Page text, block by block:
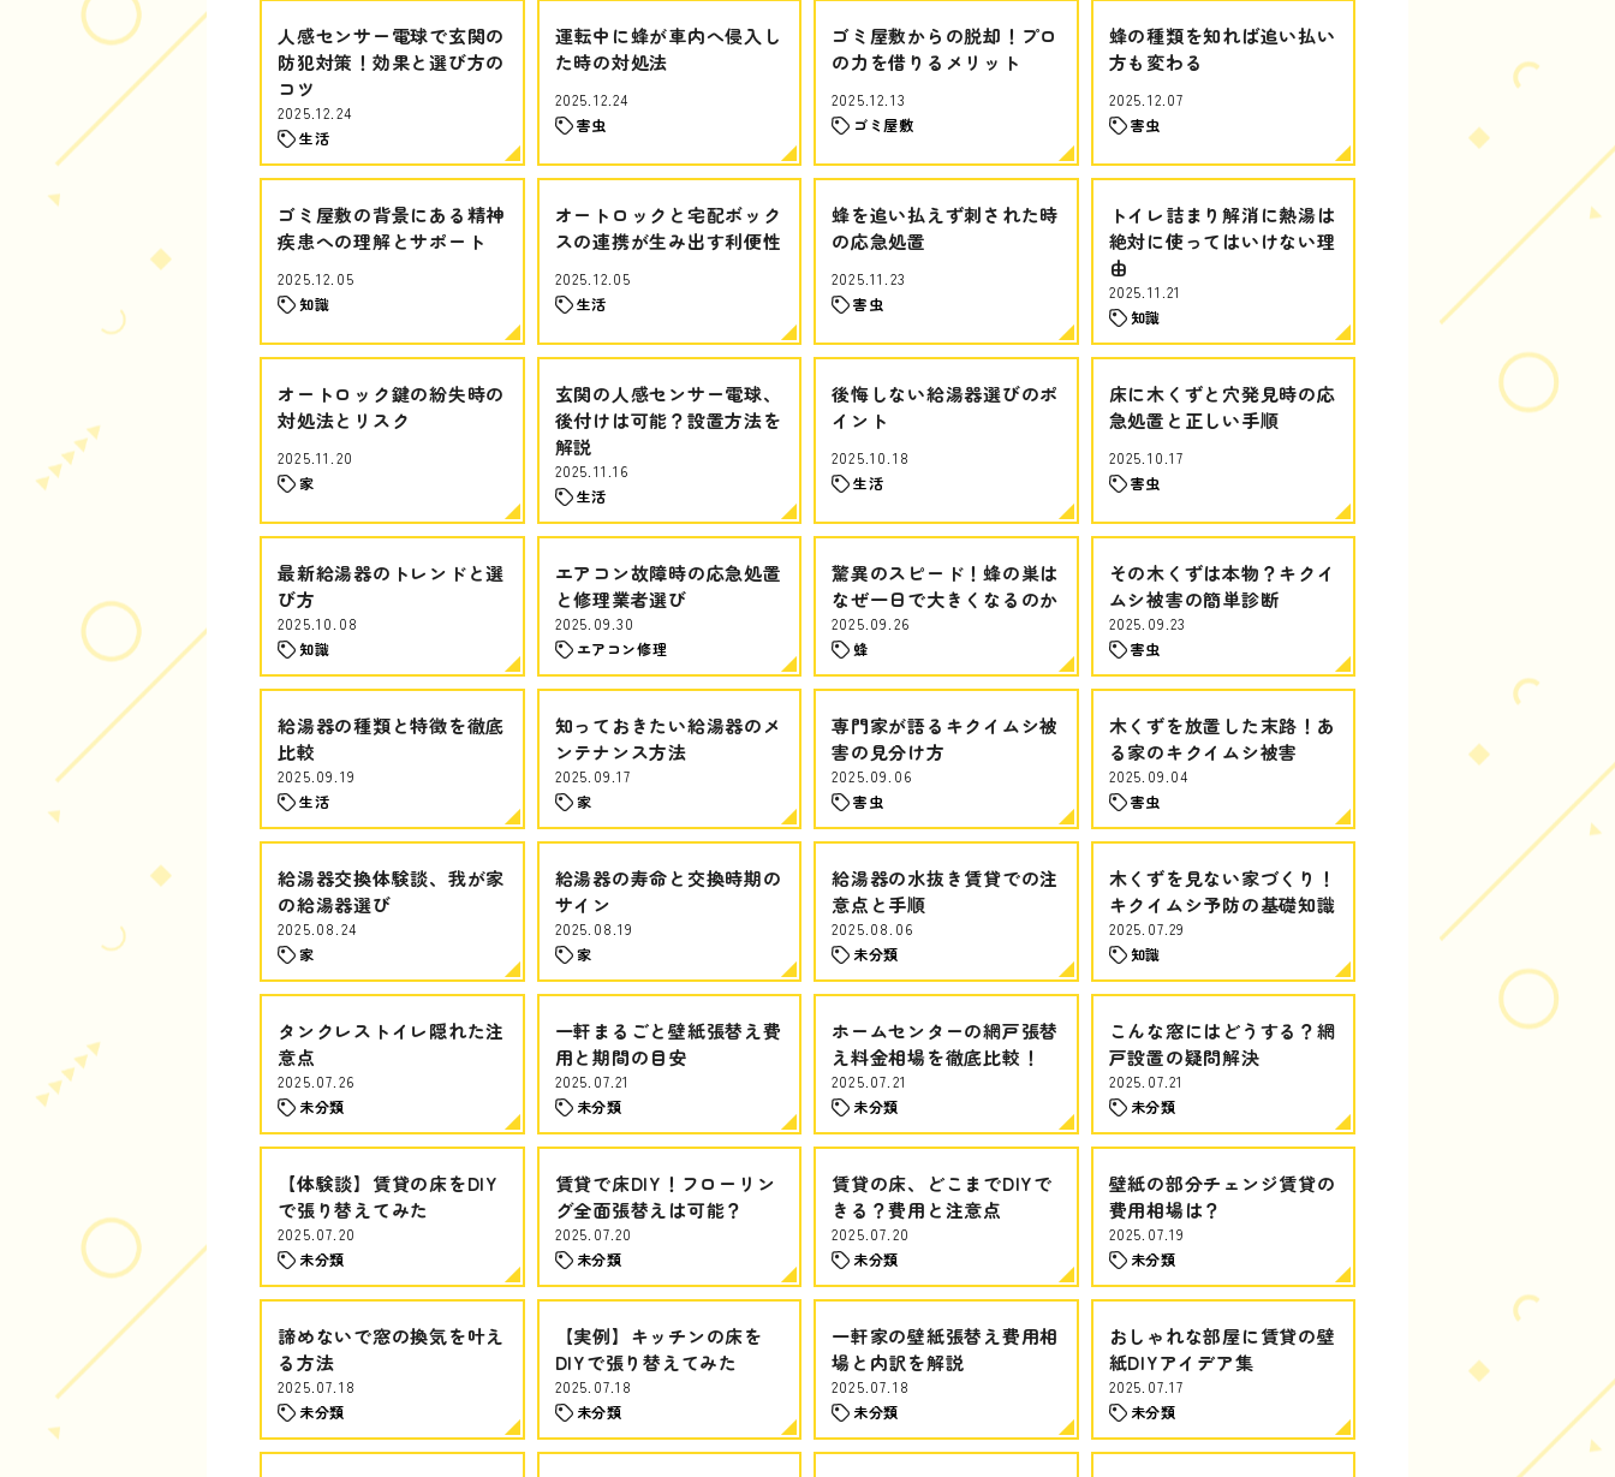
人感センサー電球で玄関の
防犯対策！効果と選び方の
コツ
2025.12.24
生活
運転中に蜂が車内へ侵入し
た時の対処法
2025.12.24
害虫
ゴミ屋敷からの脱却！プロ
の力を借りるメリット
2025.12.13
ゴミ屋敷
蜂の種類を知れば追い払い
方も変わる
2025.12.07
害虫
ゴミ屋敷の背景にある精神
疾患への理解とサポート
2025.12.05
知識
オートロックと宅配ボック
スの連携が生み出す利便性
2025.12.05
生活
蜂を追い払えず刺された時
の応急処置
2025.11.23
害虫
トイレ詰まり解消に熱湯は
絶対に使ってはいけない理
由
2025.11.21
知識
オートロック鍵の紛失時の
対処法とリスク
2025.11.20
家
玄関の人感センサー電球、
後付けは可能？設置方法を
解説
2025.11.16
生活
後悔しない給湯器選びのポ
イント
2025.10.18
生活
床に木くずと穴発見時の応
急処置と正しい手順
2025.10.17
害虫
最新給湯器のトレンドと選
び方
2025.10.08
知識
エアコン故障時の応急処置
と修理業者選び
2025.09.30
エアコン修理
驚異のスピード！蜂の巣は
なぜ一日で大きくなるのか
2025.09.26
蜂
その木くずは本物？キクイ
ムシ被害の簡単診断
2025.09.23
害虫
給湯器の種類と特徴を徹底
比較
2025.09.19
生活
知っておきたい給湯器のメ
ンテナンス方法
2025.09.17
家
専門家が語るキクイムシ被
害の見分け方
2025.09.06
害虫
木くずを放置した末路！あ
る家のキクイムシ被害
2025.09.04
害虫
給湯器交換体験談、我が家
の給湯器選び
2025.08.24
家
給湯器の寿命と交換時期の
サイン
2025.08.19
家
給湯器の水抜き賃貸での注
意点と手順
2025.08.06
未分類
木くずを見ない家づくり！
キクイムシ予防の基礎知識
2025.07.29
知識
タンクレストイレ隠れた注
意点
2025.07.26
未分類
一軒まるごと壁紙張替え費
用と期間の目安
2025.07.21
未分類
ホームセンターの網戸張替
え料金相場を徹底比較！
2025.07.21
未分類
こんな窓にはどうする？網
戸設置の疑問解決
2025.07.21
未分類
【体験談】賃貸の床をDIY
で張り替えてみた
2025.07.20
未分類
賃貸で床DIY！フローリン
グ全面張替えは可能？
2025.07.20
未分類
賃貸の床、どこまでDIYで
きる？費用と注意点
2025.07.20
未分類
壁紙の部分チェンジ賃貸の
費用相場は？
2025.07.19
未分類
諦めないで窓の換気を叶え
る方法
2025.07.18
未分類
【実例】キッチンの床を
DIYで張り替えてみた
2025.07.18
未分類
一軒家の壁紙張替え費用相
場と内訳を解説
2025.07.18
未分類
おしゃれな部屋に賃貸の壁
紙DIYアイデア集
2025.07.17
未分類